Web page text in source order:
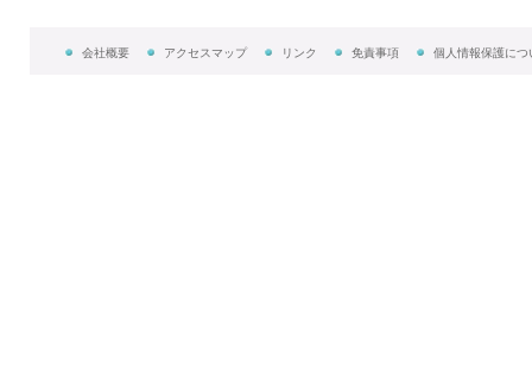
会社概要 アクセスマップ リンク 免責事項 個人情報保護につ